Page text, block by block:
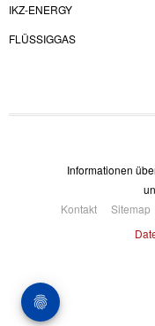
IKZ-ENERGY
FLÜSSIGGAS
Informationen
Kontakt
Sitemap